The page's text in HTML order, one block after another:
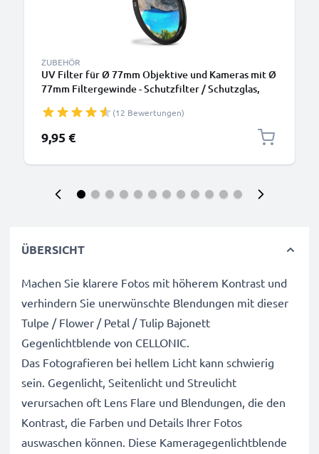
ZUBEHÖR
UV Filter für Ø 77mm Objektive und Kameras mit Ø
77mm Filtergewinde - Schutzfilter / Schutzglas,
(12 Bewertungen)
9,95 €
ÜBERSICHT
Machen Sie klarere Fotos mit höherem Kontrast und
verhindern Sie unerwünschte Blendungen mit dieser
Tulpe / Flower / Petal / Tulip Bajonett
Gegenlichtblende von CELLONIC.
Das Fotografieren bei hellem Licht kann schwierig
sein. Gegenlicht, Seitenlicht und Streulicht
verursachen oft Lens Flare und Blendungen, die den
Kontrast, die Farben und Details Ihrer Fotos
auswaschen können. Diese Kameragegenlichtblende